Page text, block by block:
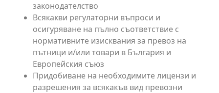
законодателство
Всякакви регулаторни въпроси и
осигуряване на пълно съответствие с
нормативните изисквания за превоз на
пътници и/или товари в България и
Европейския съюз
Придобиване на необходимите лицензи и
разрешения за всякакъв вид превозни